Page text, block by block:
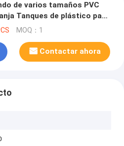
de varios tamaños PVC
Tanques de plástico para
MOQ：1
Contactar ahora